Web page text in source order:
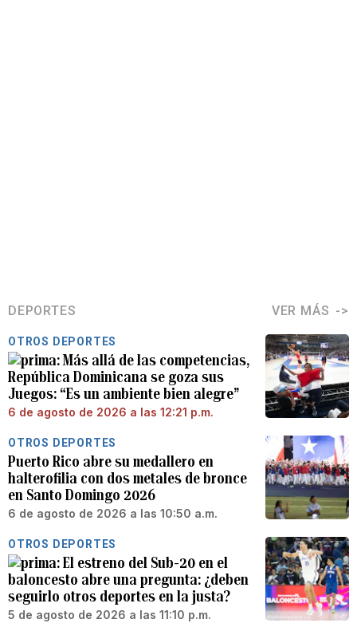
DEPORTES VER MÁS
OTROS DEPORTES
Más allá de las competencias,
República Dominicana se goza sus
Juegos: “Es un ambiente bien alegre”
6 de agosto de 2026 a las 12:21 p.m.
OTROS DEPORTES
Puerto Rico abre su medallero en
halterofilia con dos metales de bronce
en Santo Domingo 2026
6 de agosto de 2026 a las 10:50 a.m.
OTROS DEPORTES
El estreno del Sub-20 en el
baloncesto abre una pregunta: ¿deben
seguirlo otros deportes en la justa?
5 de agosto de 2026 a las 11:10 p.m.